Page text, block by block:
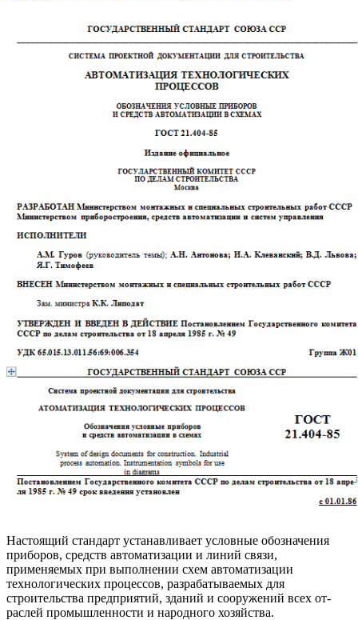
Настоящий стандарт устанавливает условные обозначения
приборов, средств автомати­зации и линий связи,
применяемых при выполнении схем автоматизации
технологических процессов, разрабатываемых для
строительства предприятий, зданий и сооружений всех от­
раслей промышленности и народного хозяйства.